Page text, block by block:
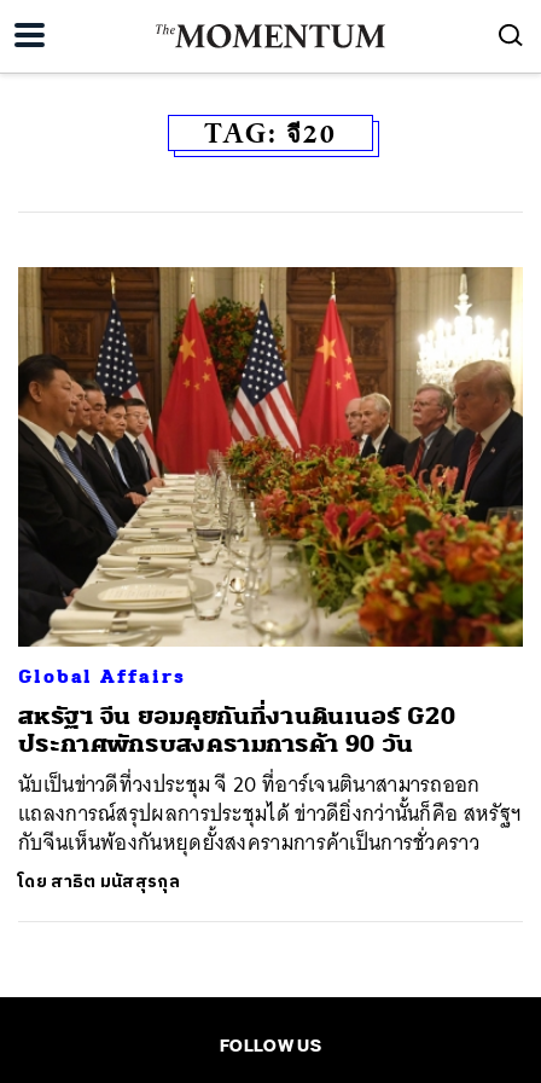
TAG: จี20
Global Affairs
สหรัฐฯ จีน ยอมคุยกันที่งานดินเนอร์ G20
ประกาศพักรบสงครามการค้า 90 วัน
นับเป็นข่าวดีที่วงประชุม จี 20 ที่อาร์เจนตินาสามารถออก
แถลงการณ์สรุปผลการประชุมได้ ข่าวดียิ่งกว่านั้นก็คือ สหรัฐฯ
กับจีนเห็นพ้องกันหยุดยั้งสงครามการค้าเป็นการชั่วคราว
โดย สาธิต มนัสสุรกุล
FOLLOW US
SHARE TWEET LINE EMAIL